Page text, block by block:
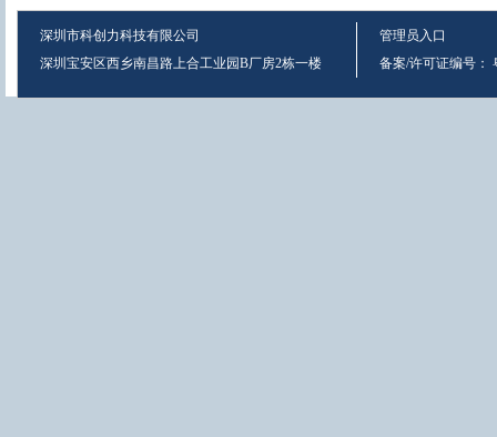
深圳市科创力科技有限公司
深圳宝安区西乡南昌路上合工业园B厂房2栋一楼
管理员入口
备案/许可证编号：